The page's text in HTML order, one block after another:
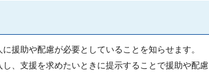
援助や配慮が必要としていることを知らせます。
、支援を求めたいときに提示することで援助や配慮